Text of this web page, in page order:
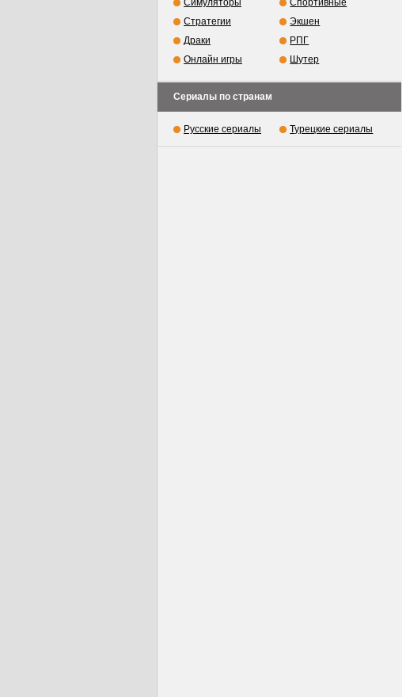
Симуляторы
Спортивные
Стратегии
Экшен
Драки
РПГ
Онлайн игры
Шутер
Сериалы по странам
Русские сериалы Турецкие сериалы